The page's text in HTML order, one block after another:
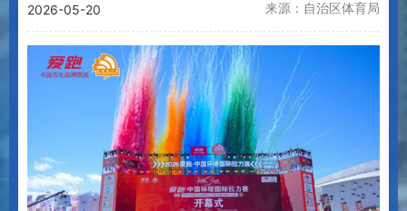
2026-05-20 来源：自治区体育局